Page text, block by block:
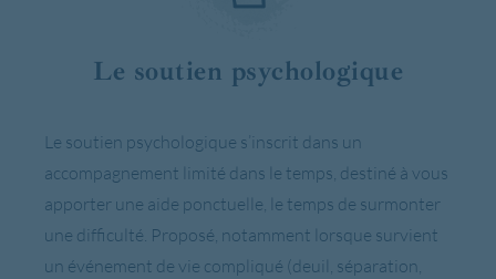
Le soutien psychologique
Le soutien psychologique s’inscrit dans un
accompagnement limité dans le temps, destiné à vous
apporter une aide ponctuelle, le temps de surmonter
une difficulté. Proposé, notamment lorsque survient
un événement de vie compliqué (deuil, séparation,